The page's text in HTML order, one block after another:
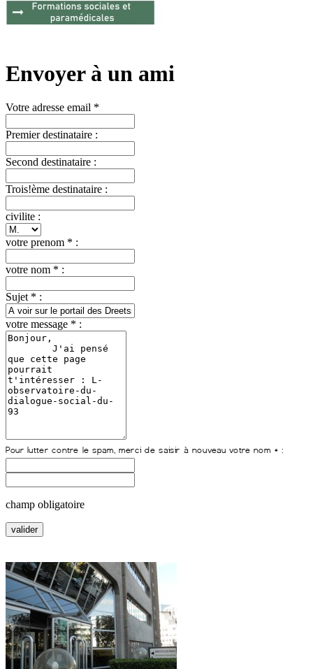
Envoyer à un ami
Votre adresse email *
Premier destinataire :
Second destinataire :
Trois!ème destinataire :
civilite :
votre prenom * :
votre nom * :
Sujet * :
votre message * :
champ obligatoire